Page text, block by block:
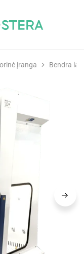
įranga Bendra